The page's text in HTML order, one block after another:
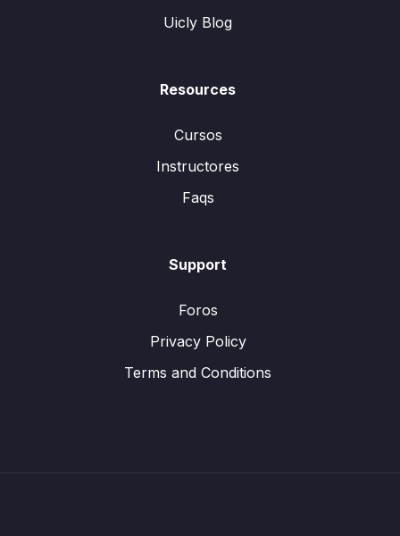
Uicly Blog
Resources
Cursos
Instructores
Faqs
Support
Foros
Privacy Policy
Terms and Conditions